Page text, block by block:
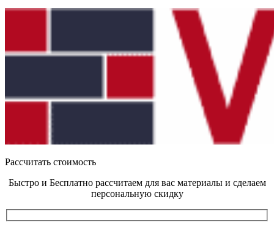
Рассчитать стоимость
Быстро и Бесплатно рассчитаем для вас материалы и сделаем
персональную скидку